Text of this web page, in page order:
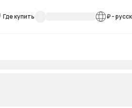
Где купить ₽-